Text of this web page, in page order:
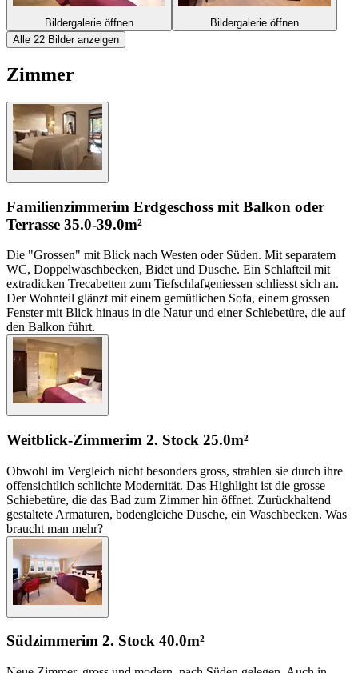
Bildergalerie öffnen
Bildergalerie öffnen
Alle 22 Bilder anzeigen
Zimmer
Familienzimmerim Erdgeschoss mit Balkon oder
Terrasse 35.0-39.0m²
Die "Grossen" mit Blick nach Westen oder Süden. Mit separatem
WC, Doppelwaschbecken, Bidet und Dusche. Ein Schlafteil mit
extradicken Trecabetten zum Tiefschlafgeniessen schliesst sich an.
Der Wohnteil glänzt mit einem gemütlichen Sofa, einem grossen
Fenster mit Blick hinaus in die Natur und einer Schiebetüre, die auf
den Balkon führt.
Weitblick-Zimmerim 2. Stock 25.0m²
Obwohl im Vergleich nicht besonders gross, strahlen sie durch ihre
offensichtlich schlichte Modernität. Das Highlight ist die grosse
Schiebetüre, die das Bad zum Zimmer hin öffnet. Zurückhaltend
gestaltete Armaturen, bodengleiche Dusche, ein Waschbecken. Was
braucht man mehr?
Südzimmerim 2. Stock 40.0m²